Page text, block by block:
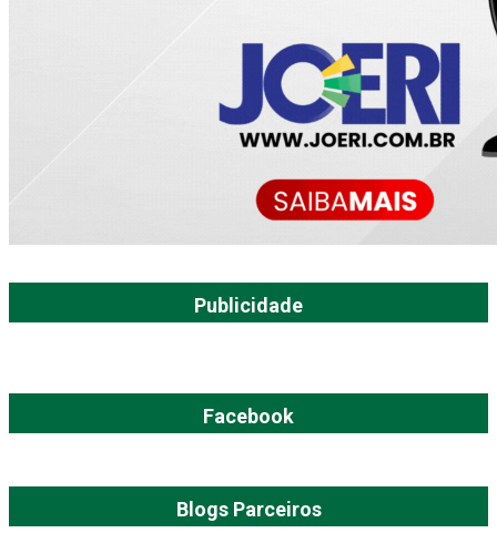
Publicidade
Facebook
Blogs Parceiros